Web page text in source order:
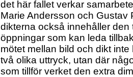
det här fallet verkar
Marie Andersson och Gustav
dikterna också innehåller
öppningar som kan leda
mötet mellan bild och dikt
två olika uttryck, utan där
som tillför verket den extra